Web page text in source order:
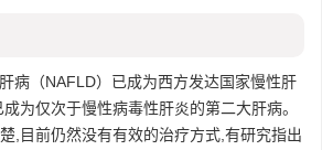
病（NAFLD）已成为西方发达国家慢性肝
为仅次于慢性病毒性肝炎的第二大肝病。
,目前仍然没有有效的治疗方式,有研究指出